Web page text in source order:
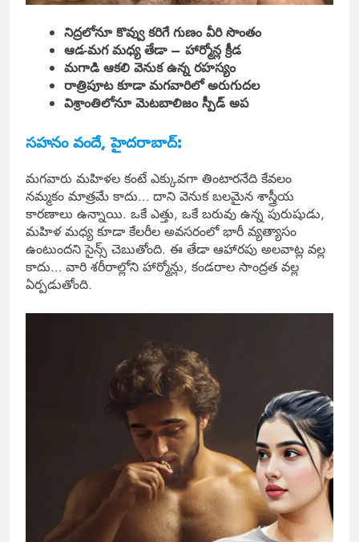
నిద్రలోనూ కొవ్వు కరిగే గుణం వీరి సొంతం
ఆడ-మగ మధ్య తేడా – హార్మోన్ల క్రీడ
మగాడి ఆకలి వెనుక ఉన్న రహస్యం
రాత్రిపూట కూడా మగవారిలో అరుగుదల
విశ్రాంతిలోనూ మెటబాలిజం స్పీడ్ అప
సహనం వందే, హైదరాబాద్:
మగవారు మహిళల కంటే ఎక్కువగా తింటారనేది కేవలం
నమ్మకం మాత్రమే కాదు… దాని వెనుక బలమైన శాస్త్రీయ
కారణాలు ఉన్నాయి. ఒకే ఎత్తు, ఒకే బరువు ఉన్న పురుషుడు,
మహిళ మధ్య కూడా కేలరీల అవసరంలో భారీ వ్యత్యాసం
ఉంటుందని సైన్స్ చెబుతోంది. ఈ తేడా ఆహారపు అలవాట్ల వల్ల
కాదు… వారి శరీరాల్లోని హార్మోన్లు, కండరాల సాంద్రత వల్ల
ఏర్పడుతోంది.